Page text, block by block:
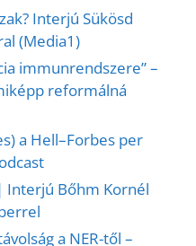
Interjú Sükösd
(Media1)
immunrendszere” –
reformálná
a Hell–Forbes per
Interjú Bőhm Kornél
a NER-től –